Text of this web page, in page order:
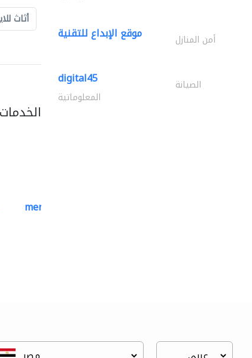
أثاث
mermaid digital printing..
موقع الإبداع للتقنية أمن المنازل
digital45 الصيانة
المعلوماتية